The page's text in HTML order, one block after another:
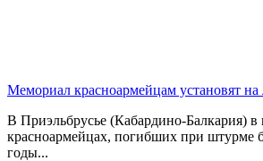
Мемориал красноармейцам установят на
В Приэльбрусье (Кабардино-Балкария) в
красноармейцах, погибших при штурме
годы...